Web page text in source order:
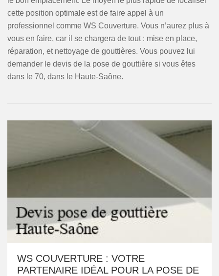
cette position optimale est de faire appel à un
professionnel comme WS Couverture. Vous n’aurez plus à
vous en faire, car il se chargera de tout : mise en place,
réparation, et nettoyage de gouttières. Vous pouvez lui
demander le devis de la pose de gouttière si vous êtes
dans le 70, dans le Haute-Saône.
WS COUVERTURE : VOTRE
PARTENAIRE IDÉAL POUR LA POSE DE